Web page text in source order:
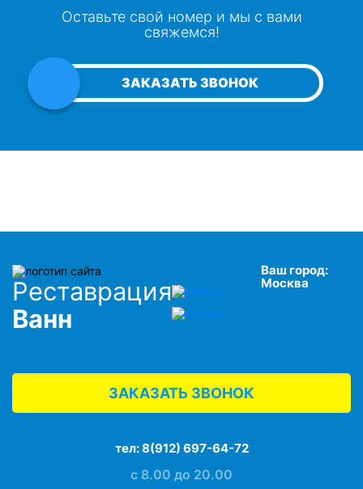
ЗАКАЗАТЬ ЗВОНОК
Оставьте свой номер и мы с вами
свяжемся!
Реставрация
Ванн
Ваш город:
Москва
ЗАКАЗАТЬ ЗВОНОК
тел:8(912) 697-64-72
с 8.00 до 20.00